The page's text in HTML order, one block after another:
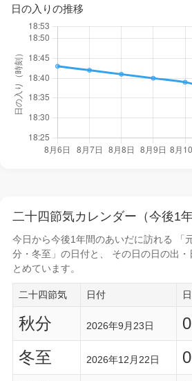
日の入りの推移
二十四節気カレンダー（今後1
今日から今後1年間のあいだに訪れる 「
分・冬至」の日付と、 その日の日の出・
とめています。
二十四節気 日付
秋分 2026年9月23日
冬至
2026年12月22日